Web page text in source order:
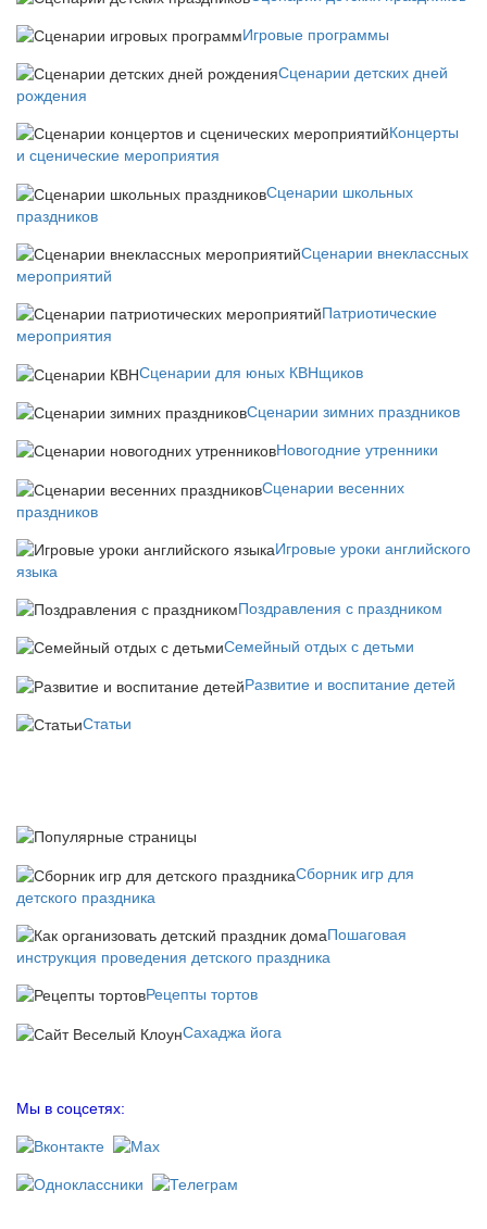
Игровые программы
Сценарии детских дней
рождения
Концерты
и сценические мероприятия
Сценарии школьных
праздников
Сценарии внеклассных
мероприятий
Патриотические
мероприятия
Сценарии для юных КВНщиков
Сценарии зимних праздников
Новогодние утренники
Сценарии весенних
праздников
Игровые уроки английского
языка
Поздравления с праздником
Семейный отдых с детьми
Развитие и воспитание детей
Статьи
Сборник игр для
детского праздника
Пошаговая
инструкция проведения детского праздника
Рецепты тортов
Сахаджа йога
Мы в соцсетях: